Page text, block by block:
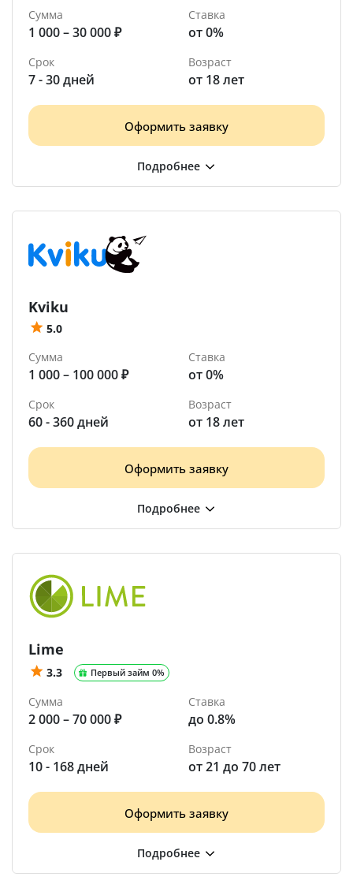
Сумма
1 000 – 30 000 ₽
Ставка
от 0%
Срок
7 - 30 дней
Возраст
от 18 лет
Оформить заявку
Kviku
5.0
Сумма
1 000 – 100 000 ₽
Ставка
от 0%
Срок
60 - 360 дней
Возраст
от 18 лет
Оформить заявку
Lime
3.3 Первый займ 0%
Сумма
2 000 – 70 000 ₽
Ставка
до 0.8%
Срок
10 - 168 дней
Возраст
от 21 до 70 лет
Оформить заявку